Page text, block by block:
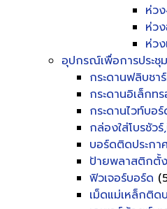
ห่ว
ห่ว
ห่ว
อุปกรณ์เพื่อการประชุ
กระดานฟลิบชา
กระดานอิเล็กท
กระดานไวท์บอ
กล่องใส่โบรชัว
บอร์ดติดประกา
ป้ายพลาสติกตั้ง
ฟิวเจอร์บอร์ด
เม็ดแม่เหล็กติ